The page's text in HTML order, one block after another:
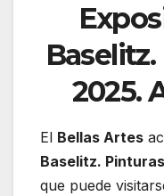
2025.
El Bellas Artes
Baselitz.
que puede